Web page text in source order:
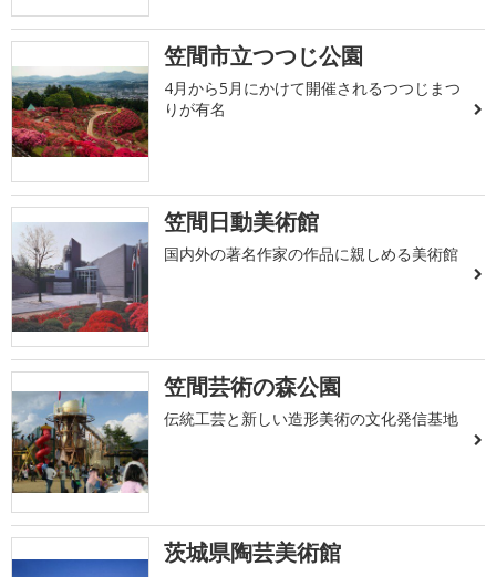
笠間市立つつじ公園
4月から5月にかけて開催されるつつじまつ
りが有名
笠間日動美術館
国内外の著名作家の作品に親しめる美術館
笠間芸術の森公園
伝統工芸と新しい造形美術の文化発信基地
茨城県陶芸美術館